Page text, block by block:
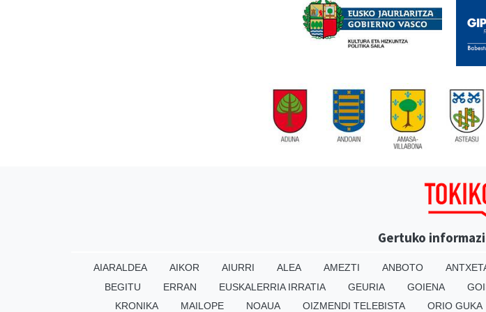
Gertuko
AIARALDEA AIKOR AIURRI ALEA AMEZTI ANBOTO
BEGITU
ERRAN EUSKALERRIA IRRATIA GEURIA GOIENA
KRONIKA
MAILOPE NOAUA OIZMENDI TELEBISTA ORIO GUKA